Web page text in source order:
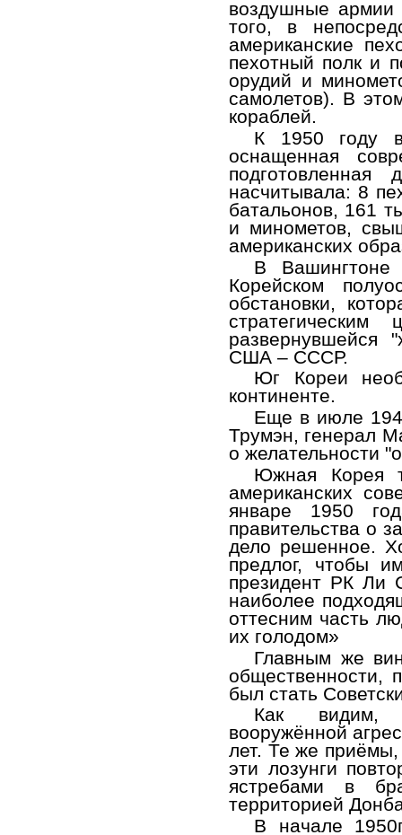
воздушные армии
того, в
американские
пехотный полк и
орудий и
самолетов). В
кораблей.
К 1950 году
оснащенная
насчитывала: 8
батальонов, 161
и минометов,
американских
В Вашингтоне
Корейском
обстановки,
развернувшейся
США – СССР.
Юг Кореи
континенте.
Еще в июле
Трумэн, генерал
о желательности
Южная Корея
американских
январе 1950
правительства о
дело решенное.
предлог, чтобы
президент РК Ли
наиболее
оттесним часть
их голодом»
Главным же
общественности,
был стать
Как видим,
вооружённой
лет. Те же
эти лозунги
ястребами в
территорией
В начале